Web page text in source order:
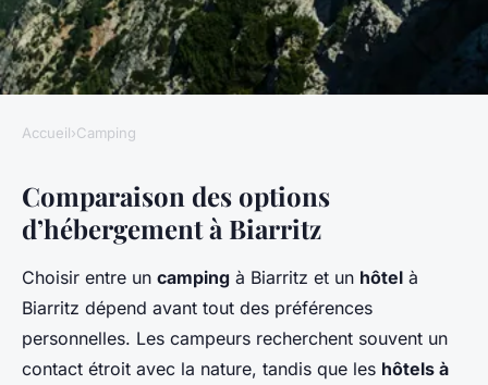
CAMPING
Camping à Biarritz ou hôtel :
lequel choisir ?
Samuel 6 mars 2025•5 min de lecture
Accueil›Camping
Comparaison des options
d’hébergement à Biarritz
Choisir entre un camping à Biarritz et un hôtel à
Biarritz dépend avant tout des préférences
personnelles. Les campeurs recherchent souvent un
contact étroit avec la nature, tandis que les hôtels à